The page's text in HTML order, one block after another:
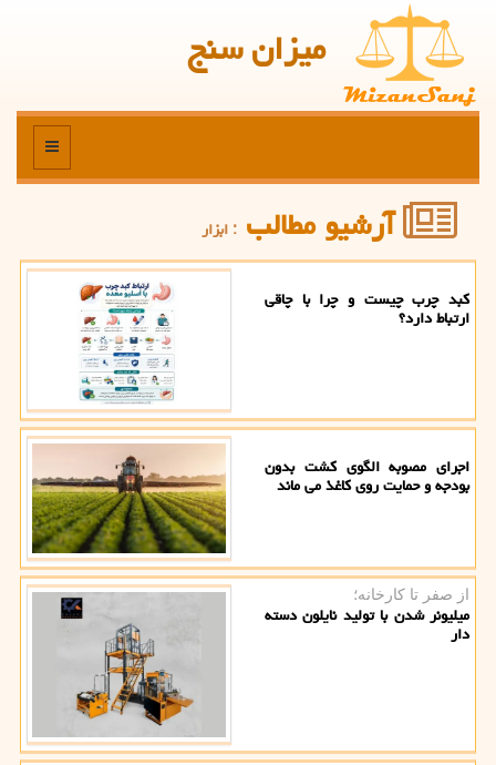
میزان سنج
منو
آرشیو مطالب : ابزار
کبد چرب چیست و چرا با چاقی
ارتباط دارد؟
اجرای مصوبه الگوی کشت بدون
بودجه و حمایت روی کاغذ می ماند
از صفر تا کارخانه؛
میلیونر شدن با تولید نایلون دسته
دار